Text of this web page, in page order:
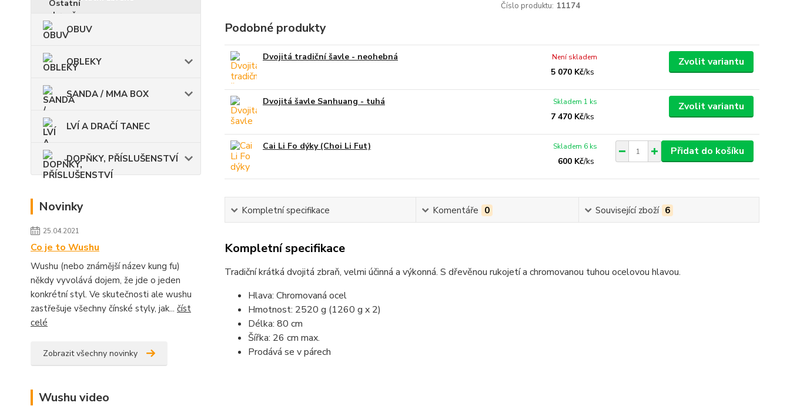
OBUV
OBLEKY
SANDA / MMA BOX
LVÍ A DRAČÍ TANEC
DOPŇKY, PŘÍSLUŠENSTVÍ
Novinky
25.04.2021
Co je to Wushu
Wushu (nebo známější název kung fu)
někdy vyvolává dojem, že jde o jeden
konkrétní styl. Ve skutečnosti ale wushu
zastřešuje všechny čínské styly, jak... číst
celé
Zobrazit všechny novinky
Wushu video
Číslo produktu: 11174
Podobné produkty
Dvojitá tradiční šavle - neohebná
5 070 Kč/ks
Není skladem Zvolit variantu
Dvojitá šavle Sanhuang - tuhá
7 470 Kč/ks
Skladem 1 ks Zvolit variantu
Cai Li Fo dýky (Choi Li Fut)
600 Kč/ks
Skladem 6 ks Přidat do košíku
Kompletní specifikace Komentáře 0 Související zboží 6
Kompletní specifikace
Tradiční krátká dvojitá zbraň, velmi účinná a výkonná. S dřevěnou rukojetí a chromovanou tuhou ocelovou hlavou.
Hlava: Chromovaná ocel
Hmotnost: 2520 g (1260 g x 2)
Délka: 80 cm
Šířka: 26 cm max.
Prodává se v párech